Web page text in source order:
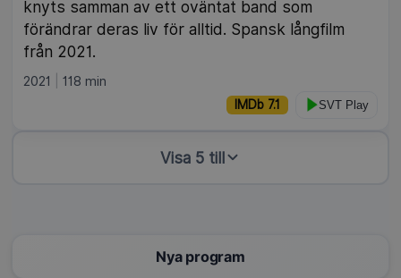
knyts samman av ett oväntat band som
förändrar deras liv för alltid. Spansk långfilm
från 2021.
2021 118 min
IMDb 7.1 SVT Play
Visa 5 till
Nya program